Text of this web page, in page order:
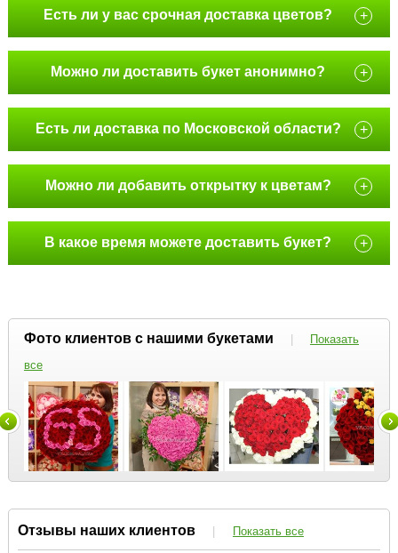
Есть ли у вас срочная доставка цветов? +
Можно ли доставить букет анонимно? +
Есть ли доставка по Московской области? +
Можно ли добавить открытку к цветам? +
В какое время можете доставить букет? +
Фото клиентов с нашими букетами |
Показать
все
Отзывы наших клиентов | Показать все